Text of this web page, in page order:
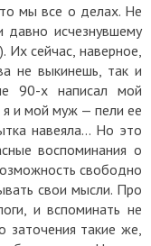
мы все о делах. Не
давно исчезнувшему
сейчас, наверное,
не выкинешь, так и
90-х написал мой
и мой муж — пели ее
навеяла… Но это
воспоминания о
свободно
свои мысли. Про
и вспоминать не
заточения такие же,